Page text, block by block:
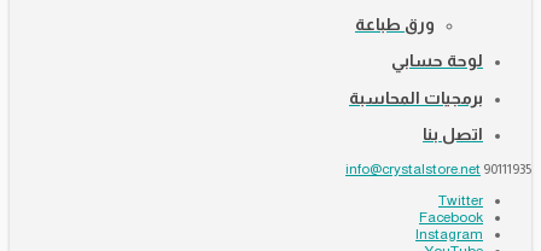
ورق طباعة
لوحة حسابي
برمجيات المحاسبة
اتصل بنا
90111935
info@crystalstore.net
Twitter
Facebook
Instagram